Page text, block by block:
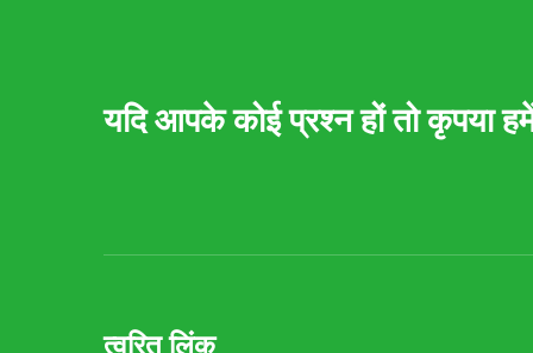
यदि आपके कोई प्रश्न हों तो कृपया
त्वरित लिंक